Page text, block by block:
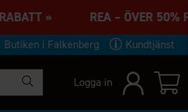
» REA – ÖVER
Butiken i Falkenberg Kundtjänst
Logga in